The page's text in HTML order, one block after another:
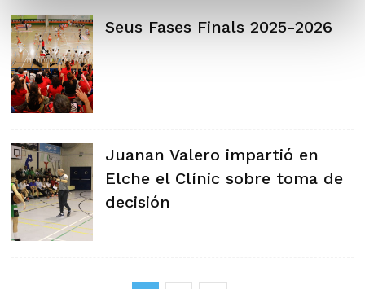
Seus Fases Finals 2025-2026
Juanan Valero impartió en
Elche el Clínic sobre toma de
decisión